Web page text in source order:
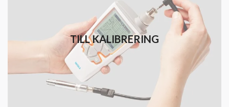
TILL KALIBRERING